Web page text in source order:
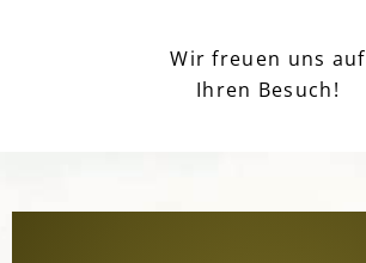
Wir freuen uns auf
Ihren Besuch!